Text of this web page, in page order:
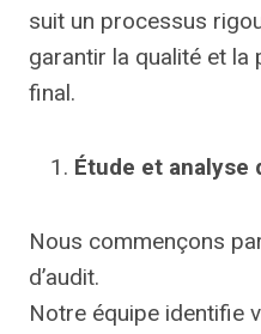
suit un processus
garantir la qualité et
final.
Étude et analyse
Nous commençons
d’audit.
Notre équipe identifie